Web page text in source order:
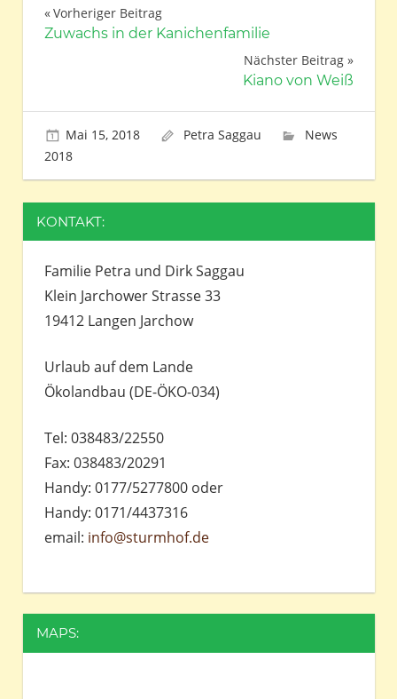
Beitragsnavigation
Vorheriger Beitrag
Zuwachs in der Kanichenfamilie
Nächster Beitrag
Kiano von Weiß
Mai 15, 2018 Petra Saggau
News
2018
KONTAKT:
Familie Petra und Dirk Saggau
Klein Jarchower Strasse 33
19412 Langen Jarchow
Urlaub auf dem Lande
Ökolandbau (DE-ÖKO-034)
Tel: 038483/22550
Fax: 038483/20291
Handy: 0177/5277800 oder
Handy: 0171/4437316
email: info@sturmhof.de
MAPS: